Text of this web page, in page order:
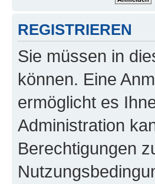
REGISTRIEREN
Sie müssen in
können. Eine
ermöglicht es
Administration
Berechtigungen